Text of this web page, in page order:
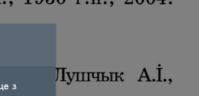
з